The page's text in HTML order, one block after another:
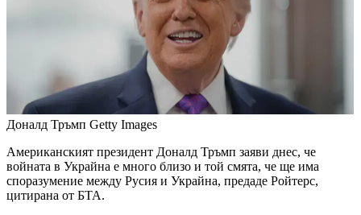
Доналд Тръмп Getty Images
Американският президент Доналд Тръмп заяви днес, че
войната в Украйна е много близо и той смята, че ще има
споразумение между Русия и Украйна, предаде Ройтерс,
цитирана от БТА.